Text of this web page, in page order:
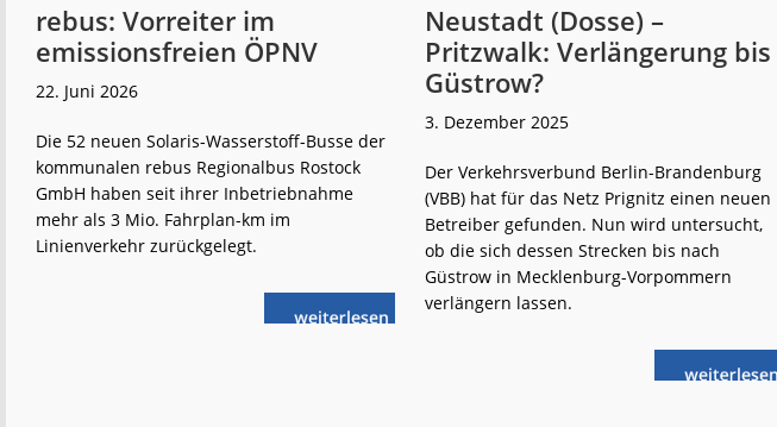
rebus: Vorreiter im
emissionsfreien ÖPNV
22. Juni 2026
Die 52 neuen Solaris-Wasserstoff-Busse der
kommunalen rebus Regionalbus Rostock
GmbH haben seit ihrer Inbetriebnahme
mehr als 3 Mio. Fahrplan-km im
Linienverkehr zurückgelegt.
weiterlese
nrebus:
Neustadt (Dosse) –
Pritzwalk: Verlängerung bis
Güstrow?
3. Dezember 2025
Der Verkehrsverbund Berlin-Brandenburg
(VBB) hat für das Netz Prignitz einen neuen
Betreiber gefunden. Nun wird untersucht,
ob die sich dessen Strecken bis nach
Güstrow in Mecklenburg-Vorpommern
verlängern lassen.
weiterlese
nNeustadt